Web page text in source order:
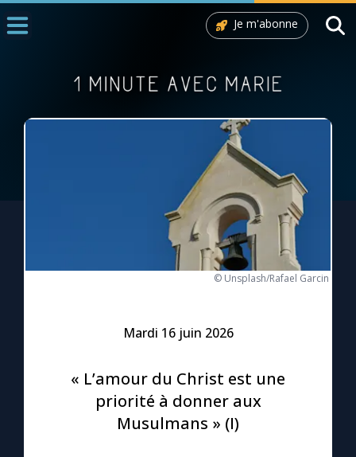
L'actualité de la semaine
Le compte Tiktok
Je m'abonne
© Unsplash/Rafael Garcin
Mardi 16 juin 2026
« L’amour du Christ est une
priorité à donner aux
Musulmans » (I)